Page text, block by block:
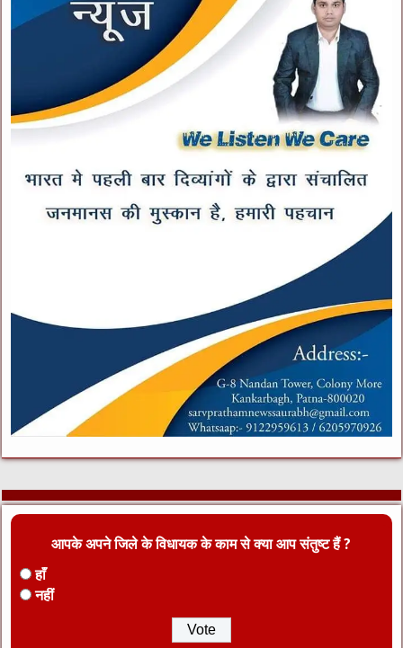
आपके अपने जिले के विधायक के काम से क्या आप संतुष्ट हैं ?
हाँ
नहीं